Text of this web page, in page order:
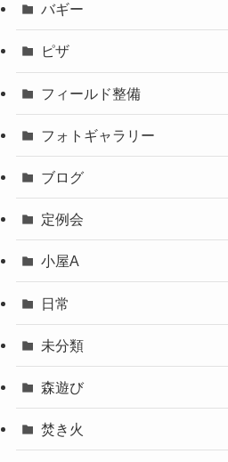
バギー
ピザ
フィールド整備
フォトギャラリー
ブログ
定例会
小屋A
日常
未分類
森遊び
焚き火